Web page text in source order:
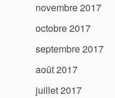
novembre 2017
octobre 2017
septembre 2017
août 2017
juillet 2017